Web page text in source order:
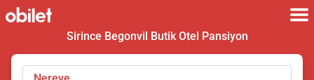
Sirince Begonvil Butik Otel Pansiyon